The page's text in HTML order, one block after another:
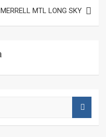
MERRELL MTL LONG SKY